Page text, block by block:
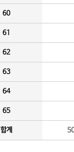
60
61
62
63
64
65
합계